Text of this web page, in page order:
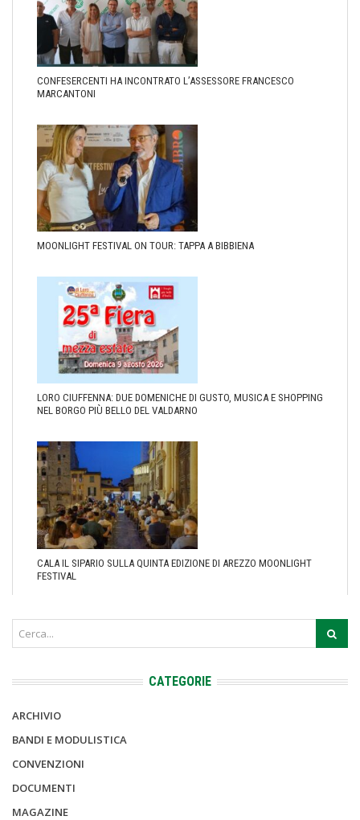
CONFESERCENTI HA INCONTRATO L’ASSESSORE FRANCESCO
MARCANTONI
MOONLIGHT FESTIVAL ON TOUR: TAPPA A BIBBIENA
LORO CIUFFENNA: DUE DOMENICHE DI GUSTO, MUSICA E SHOPPING
NEL BORGO PIÙ BELLO DEL VALDARNO
CALA IL SIPARIO SULLA QUINTA EDIZIONE DI AREZZO MOONLIGHT
FESTIVAL
CATEGORIE
ARCHIVIO
BANDI E MODULISTICA
CONVENZIONI
DOCUMENTI
MAGAZINE